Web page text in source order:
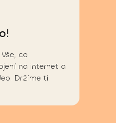
co
na internet a
Držíme ti